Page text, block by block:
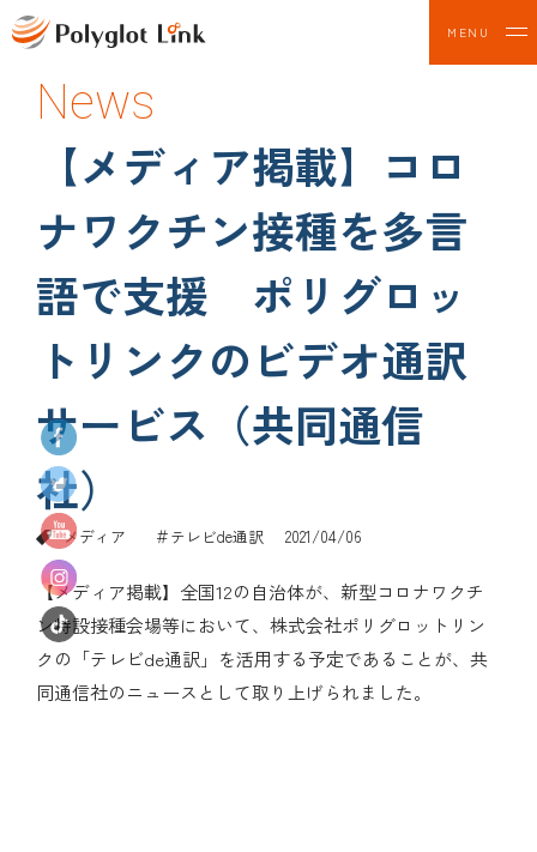
MENU
03-6850-5933
規定休日を除く）
プライバシーポリシー
Copyright © Polyglot Link Inc. All Rights Reserved.
News
【メディア掲載】コロ
ナワクチン接種を多言
語で支援 ポリグロッ
トリンクのビデオ通訳
サービス（共同通信
社）
メディア ＃テレビde通訳 2021/04/06
【メディア掲載】全国12の自治体が、新型コロナワクチ
ン特設接種会場等において、株式会社ポリグロットリン
クの「テレビde通訳」を活用する予定であることが、共
同通信社のニュースとして取り上げられました。